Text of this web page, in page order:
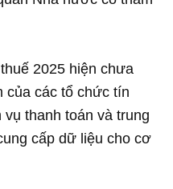
2025 hiện chưa
của các tổ chức tín
thanh toán và trung
cấp dữ liệu cho cơ